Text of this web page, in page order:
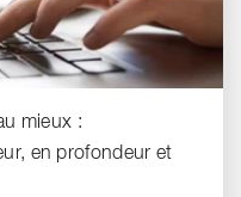
mieux :
en profondeur et